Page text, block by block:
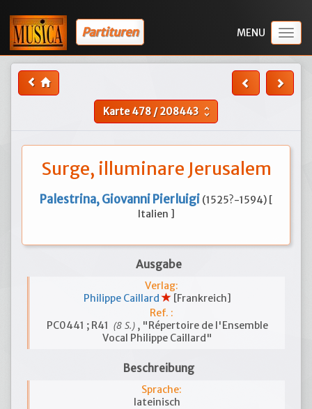
Partituren
Karte478/208443 unfold_more
Surge, illuminare Jerusalem
Palestrina, Giovanni Pierluigi (1525?-1594) [
Italien ]
Ausgabe
Verlag:
Philippe Caillard
[Frankreich]
Ref. :
PC0441 ; R41 (8 S.), "Répertoire de l'Ensemble
Vocal Philippe Caillard"
Beschreibung
Sprache:
lateinisch